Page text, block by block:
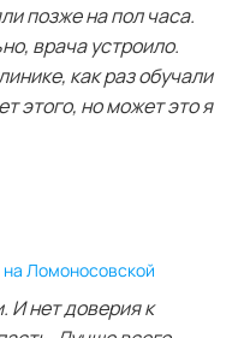
позже на пол часа.
врача устроило.
как раз обучали
этого, но может это я
Ломоносовской
И нет доверия к